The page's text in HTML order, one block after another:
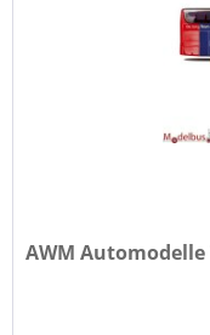
AWM Automodelle